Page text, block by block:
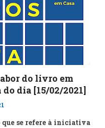
do livro em
dia [15/02/2021]
que se refere à iniciativa